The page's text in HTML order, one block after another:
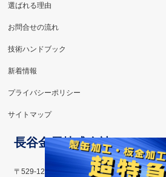
選ばれる理由
お問合せの流れ
技術ハンドブック
新着情報
プライバシーポリシー
サイトマップ
長谷金属株式会社
〒529-1223